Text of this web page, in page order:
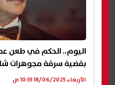
اليوم.. الحكم في طعن
بقضية سرقة مجوهرات
الأربعاء 18/06/2025 10:33 ص